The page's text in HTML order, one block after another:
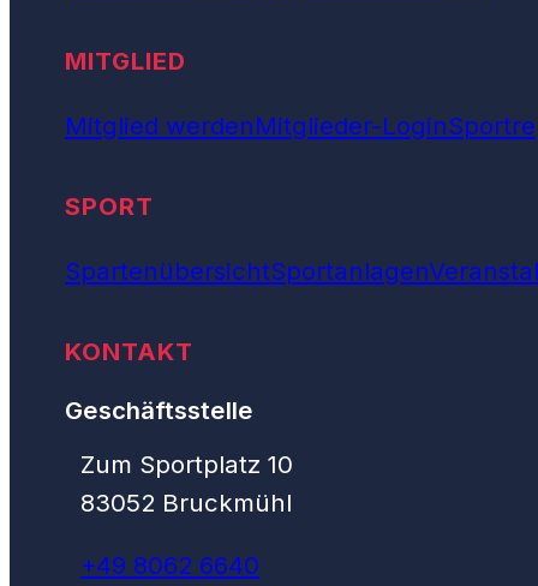
MITGLIED
Mitglied werdenMitglieder-Login
SPORT
SpartenübersichtSportanlagen
KONTAKT
Geschäftsstelle
Zum Sportplatz 10
83052 Bruckmühl
+49 8062 6640